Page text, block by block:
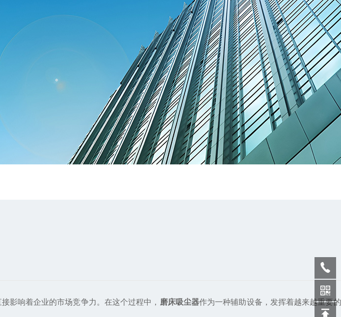
响着企业的市场竞争力。在这个过程中， 磨床吸尘器作为一种辅助设备，发挥着越来越重要